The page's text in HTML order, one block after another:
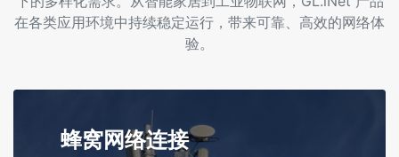
在各类应用环境中持续稳定运行，带来可靠、高效的网络体
验。
蜂窝网络连接